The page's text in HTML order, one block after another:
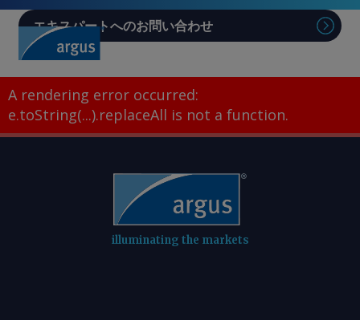
エキスパートへのお問い合わせ
A rendering error occurred:
e.toString(...).replaceAll is not a function.
illuminating the markets